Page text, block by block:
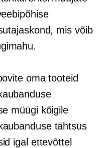
mis võib
oma tooteid
müügi kõigile
tähtsus
igal ettevõttel